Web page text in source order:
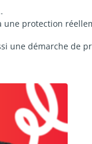
protection
une démarche de